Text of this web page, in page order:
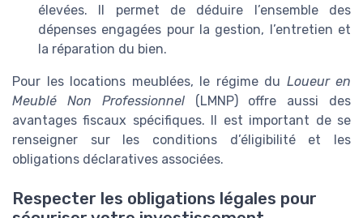
élevées. Il permet de déduire l’ensemble des
dépenses engagées pour la gestion, l’entretien et
la réparation du bien.
Pour les locations meublées, le régime du Loueur en
Meublé Non Professionnel(LMNP) offre aussi des
avantages fiscaux spécifiques. Il est important de se
renseigner sur les conditions d’éligibilité et les
obligations déclaratives associées.
Respecter les obligations légales pour